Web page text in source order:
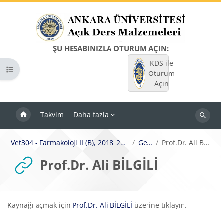
ŞU HESABINIZLA OTURUM AÇIN:
KDS ile
Oturum
Açın
Takvim Daha fazla
Dersleri
Kurs dizinini aç
Vet304 - Farmakoloji II (B), 2018_2019 Bahar Genel Prof.Dr. Ali BİLGİLİ
Prof.Dr. Ali BİLGİLİ
Tamamlama Gereklilikleri
Kaynağı açmak için Prof.Dr. Ali BİLGİLİ üzerine tıklayın.